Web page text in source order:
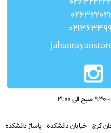
کرج - خیابان دانشکده - پاساژ دانشکده